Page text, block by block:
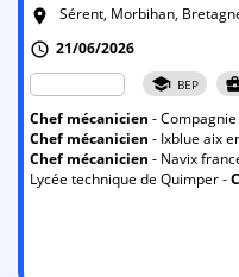
room
Sérent, Morbihan,
schedule 21/06/2026
school BEP
Chef mécanicien -
Chef mécanicien - Ixblue aix
Chef mécanicien - Navix
Lycée technique de Quimper -